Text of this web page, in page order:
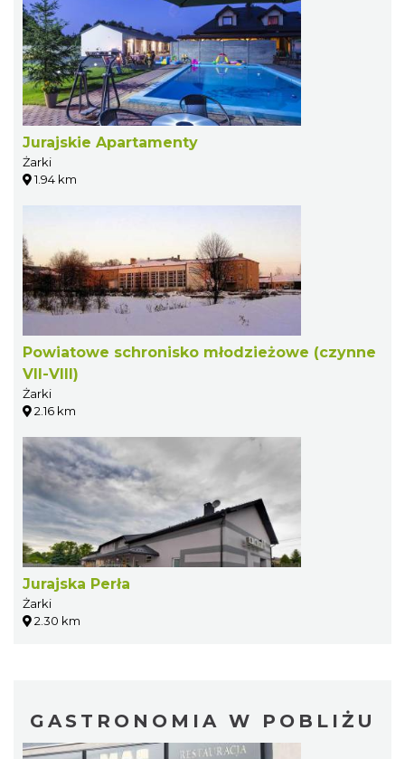
Jurajskie Apartamenty
Żarki
1.94 km
Powiatowe schronisko młodzieżowe (czynne
VII-VIII)
Żarki
2.16 km
Jurajska Perła
Żarki
2.30 km
GASTRONOMIA W POBLIŻU